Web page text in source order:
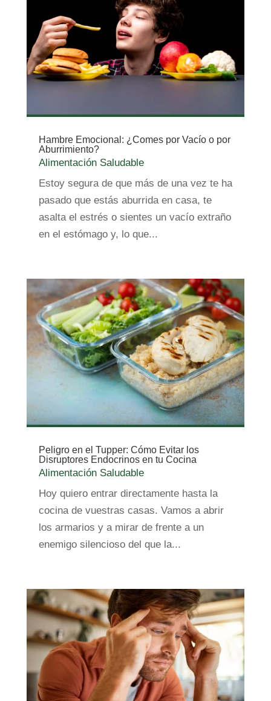
Hambre Emocional: ¿Comes por Vacío o por
Aburrimiento?
Alimentación Saludable
Estoy segura de que más de una vez te ha
pasado que estás aburrida en casa, te
asalta el estrés o sientes un vacío extraño
en el estómago y, lo que...
Peligro en el Tupper: Cómo Evitar los
Disruptores Endocrinos en tu Cocina
Alimentación Saludable
Hoy quiero entrar directamente hasta la
cocina de vuestras casas. Vamos a abrir
los armarios y a mirar de frente a un
enemigo silencioso del que la...